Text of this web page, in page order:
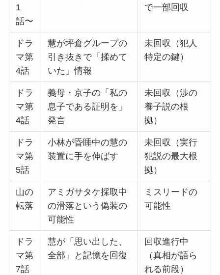
1
話〜
で一部回収
ドラ
マ第
4話
慧が坪倉グループの
引き抜きで「揉めて
いた」情報
未回収（犯人
特定の鍵）
ドラ
マ第
4話
義母・京子の「私の
息子である証明を」
発言
未回収（渉の
養子説の根
拠）
ドラ
マ第
5話
小林が昏睡中の慧の
装置に手を伸ばす
未回収（実行
犯説の最大根
拠）
山の
転落
アミガサタケ採取中
の滑落という偽装の
可能性
ミスリードの
可能性
ドラ
マ第
7話
慧が「思い出した、
全部」と記憶を回復
回収進行中
（真相が語ら
れる前段）